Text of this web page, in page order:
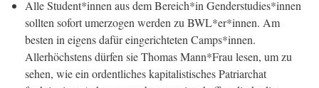
Alle Student*innen aus dem Bereich*in Genderstudies*innen
sollten sofort umerzogen werden zu BWL*er*innen. Am
besten in eigens dafür eingerichteten Camps*innen.
Allerhöchstens dürfen sie Thomas Mann*Frau lesen, um zu
sehen, wie ein ordentliches kapitalistisches Patriarchat